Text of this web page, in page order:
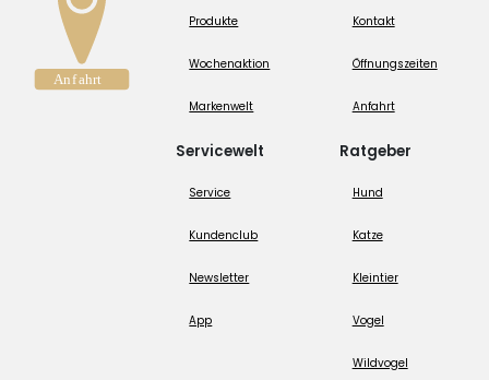
Produkte
Wochenaktion
Markenwelt
Servicewelt
Service
Kundenclub
Newsletter
App
Kontakt
Öffnungszeiten
Anfahrt
Ratgeber
Hund
Katze
Kleintier
Vogel
Wildvogel